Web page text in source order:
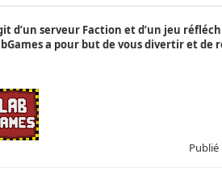
d’un serveur Faction et d’un jeu
a pour but de vous divertir et de
Publié